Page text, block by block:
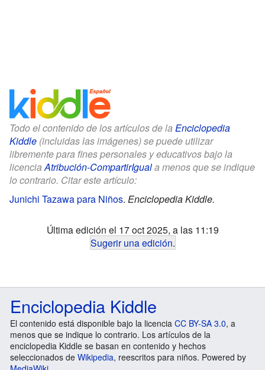
Todo el contenido de los artículos de la Enciclopedia
Kiddle (incluidas las imágenes) se puede utilizar
libremente para fines personales y educativos bajo la
licenciaAtribución-CompartirIguala menos que se indique
lo contrario. Citar este artículo:
Junichi Tazawa para Niños. Enciclopedia Kiddle.
Última edición el 17 oct 2025, a las 11:19
Sugerir una edición.
Enciclopedia Kiddle
El contenido está disponible bajo la licencia CC BY-SA 3.0, a
menos que se indique lo contrario. Los artículos de la
enciclopedia Kiddle se basan en contenido y hechos
seleccionados de Wikipedia, reescritos para niños. Powered by